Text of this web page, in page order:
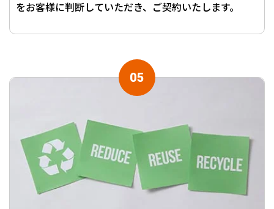
をお客様に判断していただき、ご契約いたします。